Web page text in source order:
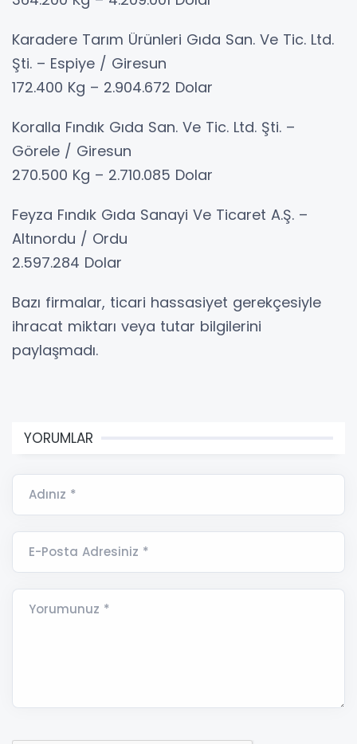
Karadere Tarım Ürünleri Gıda San. Ve Tic. Ltd.
Şti. – Espiye / Giresun
172.400 Kg – 2.904.672 Dolar
Koralla Fındık Gıda San. Ve Tic. Ltd. Şti. –
Görele / Giresun
270.500 Kg – 2.710.085 Dolar
Feyza Fındık Gıda Sanayi Ve Ticaret A.Ş. –
Altınordu / Ordu
2.597.284 Dolar
Bazı firmalar, ticari hassasiyet gerekçesiyle
ihracat miktarı veya tutar bilgilerini
paylaşmadı.
YORUMLAR
Adınız *
E-Posta Adresiniz *
Yorumunuz *